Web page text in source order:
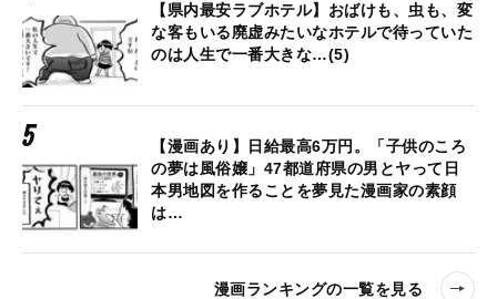
【県内最安ラブホテル】おばけも、虫も、変
な客もいる廃虚みたいなホテルで待っていた
のは人生で一番大きな…(5)
【漫画あり】日給最高6万円。「子供のころ
の夢は風俗嬢」47都道府県の男とヤって日
本男地図を作ることを夢見た漫画家の素顔
は…
漫画ランキングの一覧を見る